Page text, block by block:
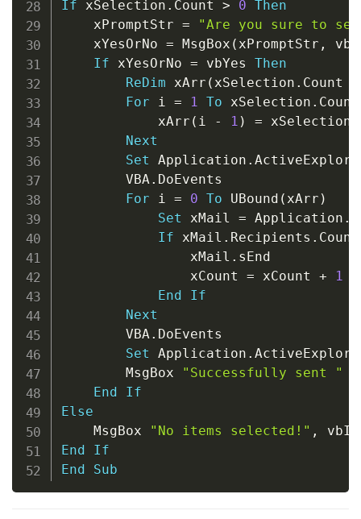
If xSelection . Count > 0 Then
    xPromptStr
=
"Are you sure to
    xYesOrNo
= MsgBox ( xPromptStr ,
If xYesOrNo = vbYes Then
ReDim xArr ( xSelection . Count
For i = 1 To xSelection . Count
            xArr
( i - 1 ) = xSelection
Next
Set Application .
        VBA
. DoEvents
For i = 0 To UBound ( xArr )
Set xMail = Application .
If xMail . Recipients .
                xMail
. sEnd
                xCount
= xCount +
1
End
If
Next
        VBA
. DoEvents
Set Application .
        MsgBox
"Successfully sent "
End
If
Else
    MsgBox
"No items selected!" ,
End
If
End
Sub